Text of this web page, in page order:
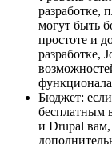
разработке,
могут быть
простоте и
разработке,
Бюджет:
бесплатным
и Drupal вам,